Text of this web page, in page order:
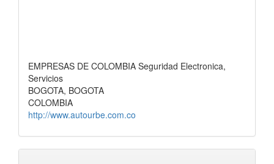
EMPRESAS DE COLOMBIA Seguridad Electronica,
Servicios
BOGOTA, BOGOTA
COLOMBIA
http://www.autourbe.com.co